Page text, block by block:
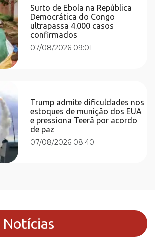
Surto de Ebola na República
Democrática do Congo
ultrapassa 4.000 casos
confirmados
07/08/2026 09:01
Trump admite dificuldades nos
estoques de munição dos EUA
e pressiona Teerã por acordo
de paz
07/08/2026 08:40